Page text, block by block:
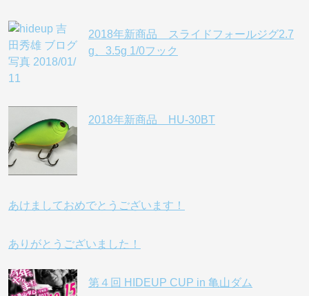
2018年新商品 スライドフォールジグ2.7
g、3.5g 1/0フック
2018年新商品 HU-30BT
あけましておめでとうございます！
ありがとうございました！
第４回 HIDEUP CUP in 亀山ダム